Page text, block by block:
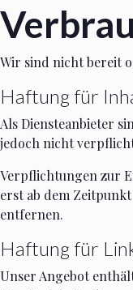
Wir sind nicht bereit
Haftung für
Als Diensteanbieter
jedoch nicht
Verpflichtungen zur
erst ab dem
entfernen.
Haftung für
Unser Angebot